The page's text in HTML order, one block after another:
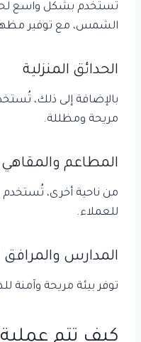
تستخدم بشكل واسع
الشمس، مع توفير
الحدائق المنزلية
بالإضافة إلى ذلك،
مريحة ومظللة.
المطاعم والمقاهي
من ناحية أخرى، تُستخدم
للعملاء.
المدارس والمرافق
توفر بيئة مريحة وآمنة